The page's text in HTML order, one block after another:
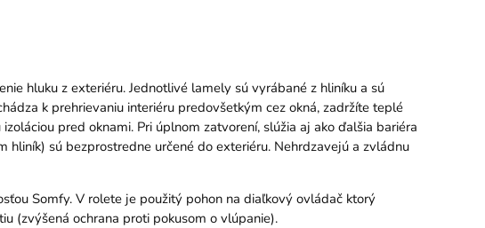
hluku z exteriéru. Jednotlivé lamely sú vyrábané z hliníku a sú
k prehrievaniu interiéru predovšetkým cez okná, zadržíte teplé
pred oknami. Pri úplnom zatvorení, slúžia aj ako ďalšia bariéra
sú bezprostredne určené do exteriéru. Nehrdzavejú a zvládnu
Somfy. V rolete je použitý pohon na diaľkový ovládač ktorý
(zvýšená ochrana proti pokusom o vlúpanie).